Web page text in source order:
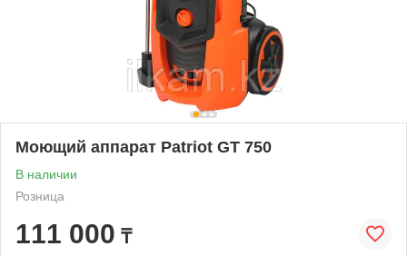
Моющий аппарат Patriot GT 750
В наличии
Розница
111 000 ₸